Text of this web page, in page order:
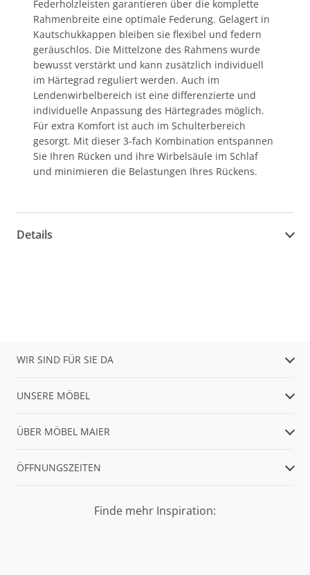
Federholzleisten garantieren über die komplette
Rahmenbreite eine optimale Federung. Gelagert in
Kautschukkappen bleiben sie flexibel und federn
geräuschlos. Die Mittelzone des Rahmens wurde
bewusst verstärkt und kann zusätzlich individuell
im Härtegrad reguliert werden. Auch im
Lendenwirbelbereich ist eine differenzierte und
individuelle Anpassung des Härtegrades möglich.
Für extra Komfort ist auch im Schulterbereich
gesorgt. Mit dieser 3-fach Kombination entspannen
Sie Ihren Rücken und ihre Wirbelsäule im Schlaf
und minimieren die Belastungen Ihres Rückens.
Details
WIR SIND FÜR SIE DA
UNSERE MÖBEL
ÜBER MÖBEL MAIER
ÖFFNUNGSZEITEN
Finde mehr Inspiration: